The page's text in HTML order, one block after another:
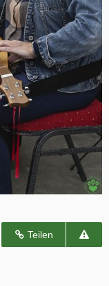
Teilen